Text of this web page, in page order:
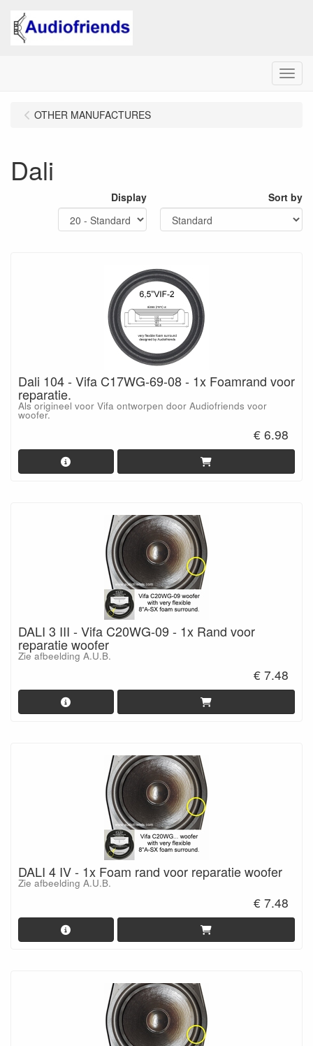
Menu
OTHER MANUFACTURES
Dali
Display Sort by
Dali 104 - Vifa C17WG-69-08 - 1x Foamrand voor
reparatie.
Als origineel voor Vifa ontworpen door Audiofriends voor
woofer.
€ 6.98
DALI 3 III - Vifa C20WG-09 - 1x Rand voor
reparatie woofer
Zie afbeelding A.U.B.
€ 7.48
DALI 4 IV - 1x Foam rand voor reparatie woofer
Zie afbeelding A.U.B.
€ 7.48